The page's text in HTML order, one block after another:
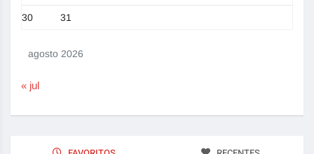
agosto 2026
30 31
« jul